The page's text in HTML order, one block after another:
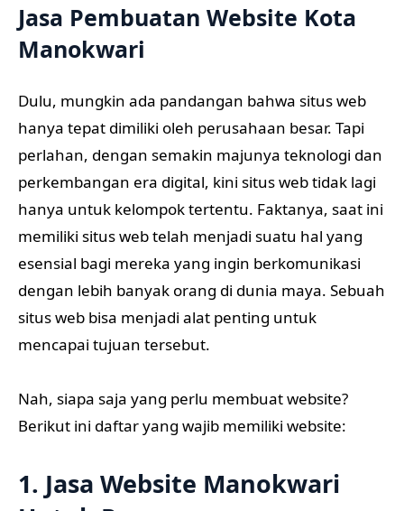
Jasa Pembuatan Website Kota
Manokwari
Dulu, mungkin ada pandangan bahwa situs web
hanya tepat dimiliki oleh perusahaan besar. Tapi
perlahan, dengan semakin majunya teknologi dan
perkembangan era digital, kini situs web tidak lagi
hanya untuk kelompok tertentu. Faktanya, saat ini
memiliki situs web telah menjadi suatu hal yang
esensial bagi mereka yang ingin berkomunikasi
dengan lebih banyak orang di dunia maya. Sebuah
situs web bisa menjadi alat penting untuk
mencapai tujuan tersebut.
Nah, siapa saja yang perlu membuat website?
Berikut ini daftar yang wajib memiliki website:
1. Jasa Website Manokwari